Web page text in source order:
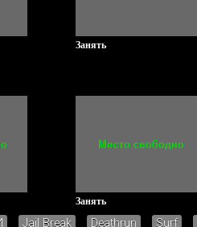
Занять
Занять
Jail Break Deathrun Surf